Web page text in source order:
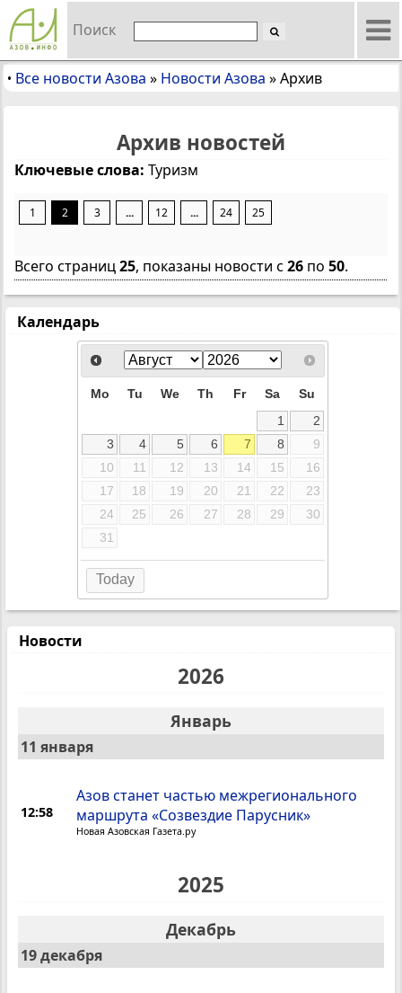
Поиск
• Все новости Азова » Новости Азова »Архив
Архив новостей
Ключевые слова: Туризм
1 2 3 ... 12 ... 24 25
Всего страниц25, показаны новости с 26 по 50.
Новости
2026
Январь
11 января
12:58
Азов станет частью межрегионального
маршрута «Созвездие Парусник»
Новая Азовская Газета.ру
2025
Декабрь
19 декабря
Календарь
Mo Tu We Th Fr Sa
Su
1
2
3
4 5 6 7 8
9
10
11 12 13 14 15
16
17
18 19 20 21 22
23
24
25 26 27 28 29
30
31
Today